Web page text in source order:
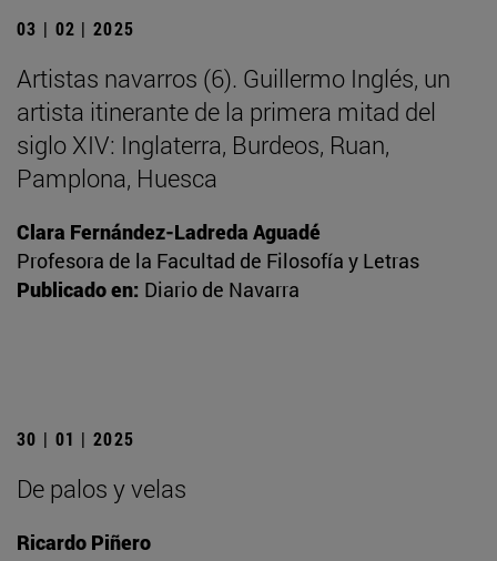
03 | 02 | 2025
Artistas navarros (6). Guillermo Inglés, un
artista itinerante de la primera mitad del
siglo XIV: Inglaterra, Burdeos, Ruan,
Pamplona, Huesca
Clara Fernández-Ladreda Aguadé
Profesora de la Facultad de Filosofía y Letras
Publicado en: Diario de Navarra
30 | 01 | 2025
De palos y velas
Ricardo Piñero